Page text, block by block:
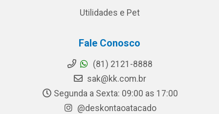
Utilidades e Pet
Fale Conosco
(81) 2121-8888
sak@kk.com.br
Segunda a Sexta: 09:00 as 17:00
@deskontaoatacado